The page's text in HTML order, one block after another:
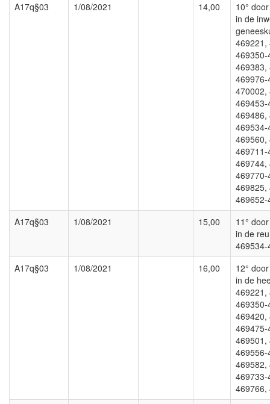
A17q§03
1/08/2021 14,00
10°
in de
469221,
469383,
470002,
469486,
469560,
469744,
469825,
A17q§03
1/08/2021 15,00
11°
in de
A17q§03
1/08/2021 16,00
12°
in de
469221,
469420,
469501,
469582,
469766,